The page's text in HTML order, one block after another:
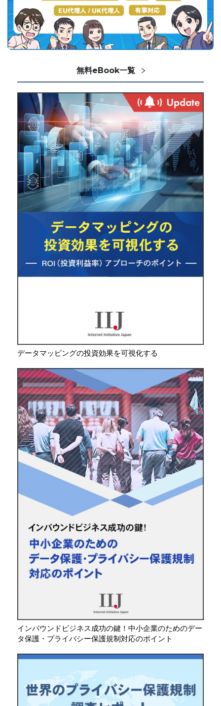
無料eBook一覧
データマッピングの投資効果を可視化する
インバウンドビジネス成功の鍵！中小企業のためのデー
タ保護・プライバシー保護規制対応のポイント